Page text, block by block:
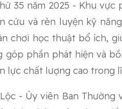
35 năm 2025 - Khu vực
cứu và rèn luyện kỹ
chơi học thuật bổ ích,
phần phát hiện và
lực chất lượng cao trong
- Ủy viên Ban